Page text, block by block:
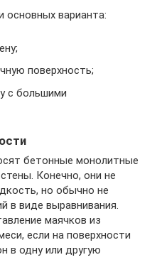
варианта:
поверхность;
с большими
бетонные монолитные
Конечно, они не
но обычно не
в виде выравнивания.
маячков из
если на поверхности
в одну или другую